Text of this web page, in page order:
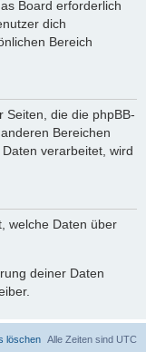
Board erforderlich
dich
Bereich
Seiten, die die phpBB-
Bereichen
verarbeitet, wird
welche Daten über
deiner Daten
Alle Zeiten sind UTC
löschen